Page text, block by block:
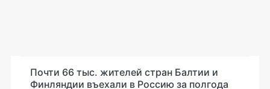
Почти 66 тыс. жителей стран Балтии и
Финляндии въехали в Россию за полгода